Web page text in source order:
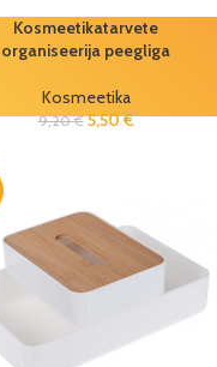
Kosmeetikatarvete
organiseerija peegliga
Kosmeetika
9,20€ 5,50€